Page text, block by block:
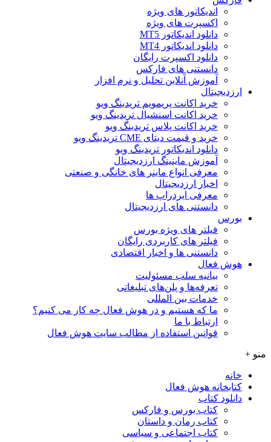
اندیکاتور های ویژه
اکسپرت های ویژه
دانلود اندیکاتور MT5
دانلود اندیکاتور MT4
دانلود اکسپرت رایگان
دانستنی های فارکس
آموزش آنلاین تحلیل و نرم افزار
ارزدیجیتال
خرید اکانت پریمویم تریدینگ ویو
خرید اکانت اسنشیال تریدینگ ویو
خرید اکانت پلاس تریدینگ ویو
خرید و قیمت دیتای CME تریدینگ ویو
دانلود اندیکاتور تریدینگ ویو
آموزش ماینینگ ارزدیجیتال
معرفی انواع ماینر های خانگی و صنعتی
اخبار ارزدیجیتال
معرفی ایردراپ ها
دانستنی های ارزدیجیتال
بورس
فیلتر های ویژه بورس
فیلتر های کاربردی رایگان
دانستنی ها و اخبار اقتصادی
هوش فعال
بیانیه سلب مسئولیت
تعرفه‌ها و پلن‌های تبلیغاتی
خدمات بین المللی
ما که هستیم و در هوش فعال چه کار می کنیم؟
ارتباط با ما
قوانین استفاده از مطالب سایت هوش فعال
منو +
خانه
کتابخانه هوش فعال
دانلود کتاب
کتاب بورس و فارکس
کتاب رمان و داستان
کتاب اجتماعی و سیاسی